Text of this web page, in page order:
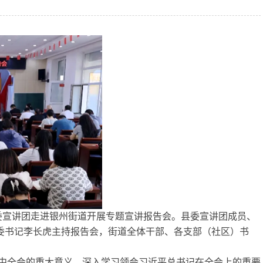
团走进银州街道开展专题宣讲报告会。县委宣讲团成员、
记李长虎主持报告会，街道全体干部、各支部（社区）书